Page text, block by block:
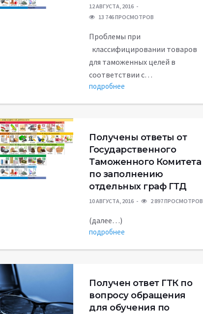
12 АВГУСТА, 2016
13 746 ПРОСМОТРОВ
Проблемы при
классифицировании товаров
для таможенных целей в
соответствии с…
подробнее
Получены ответы от
Государственного
Таможенного Комитета
по заполнению
отдельных граф ГТД
10 АВГУСТА, 2016 2 897 ПРОСМОТРОВ
(далее…)
подробнее
Получен ответ ГТК по
вопросу обращения
для обучения по